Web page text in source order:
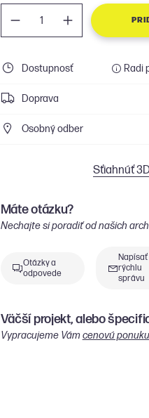
Dostupnosť Radi
Doprava
Osobný odber
Sťiahnúť
Máte otázku?
Nechajte si poradiť od našich
Otázky a
odpovede
Napísať
rýchlu
správu
Väčší projekt, alebo
Vypracujeme Vámcenovú ponuku